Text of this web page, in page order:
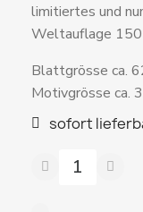
limitiertes und
Weltauflage 150
Blattgrösse ca.
Motivgrösse ca.
sofort